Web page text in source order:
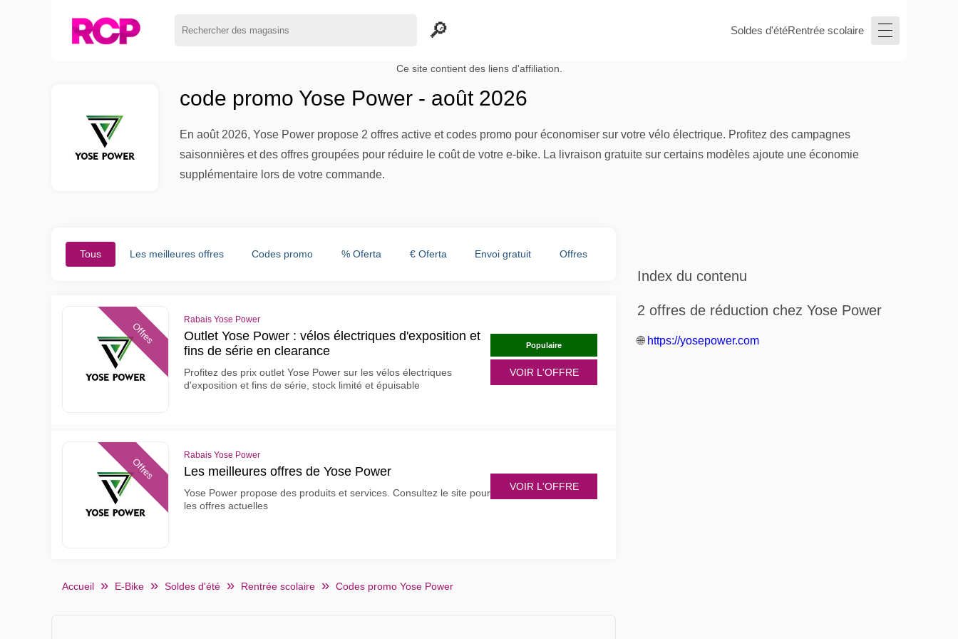
Soldes d'étéRentrée scolaire
Ce site contient des liens d'affiliation.
code promo Yose Power - août 2026
En août 2026, Yose Power propose 2 offres active et codes promo pour économiser sur votre vélo électrique. Profitez des campagnes
saisonnières et des offres groupées pour réduire le coût de votre e-bike. La livraison gratuite sur certains modèles ajoute une économie
supplémentaire lors de votre commande.
Tous Les meilleures offres Codes promo % Oferta € Oferta Envoi gratuit Offres
Offres
Rabais Yose Power
Outlet Yose Power : vélos électriques d'exposition et
fins de série en clearance
Profitez des prix outlet Yose Power sur les vélos électriques
d'exposition et fins de série, stock limité et épuisable
Populaire
VOIR L'OFFRE
Offres
Rabais Yose Power
Les meilleures offres de Yose Power
Yose Power propose des produits et services. Consultez le site pour
les offres actuelles
VOIR L'OFFRE
Accueil E-Bike Soldes d'été Rentrée scolaire Codes promo Yose Power
Index du contenu
2 offres de réduction chez Yose Power
🌐 https://yosepower.com